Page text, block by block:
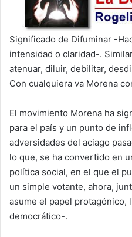
Significado de Difuminar -
intensidad o claridad-.
atenuar, diluir, debilitar,
Con cualquiera va Morena
El movimiento Morena ha
para el país y un punto de
adversidades del aciago
lo que, se ha convertido en
política social, en el que el
un simple votante, ahora,
asume el papel protagónico,
democrático-.